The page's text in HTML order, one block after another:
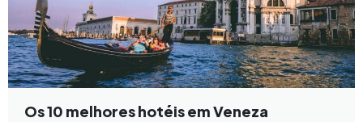
Os 10 melhores hotéis em Veneza